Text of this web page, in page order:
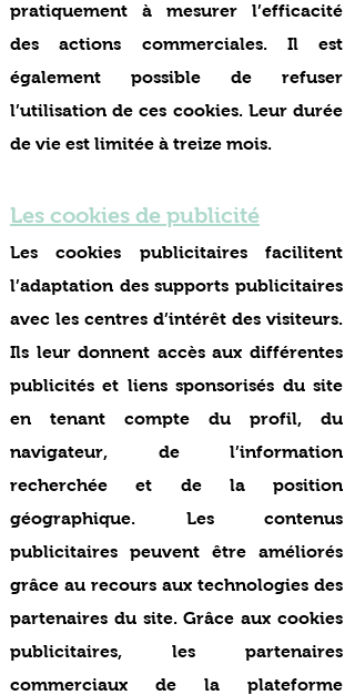
pratiquement à mesurer l’efficacité
des actions commerciales. Il est
également possible de refuser
l’utilisation de ces cookies. Leur durée
de vie est limitée à treize mois.
Les cookies de publicité
Les cookies publicitaires facilitent
l’adaptation des supports publicitaires
avec les centres d’intérêt des visiteurs.
Ils leur donnent accès aux différentes
publicités et liens sponsorisés du site
en tenant compte du profil, du
navigateur, de l’information
recherchée et de la position
géographique. Les contenus
publicitaires peuvent être améliorés
grâce au recours aux technologies des
partenaires du site. Grâce aux cookies
publicitaires, les partenaires
commerciaux de la plateforme